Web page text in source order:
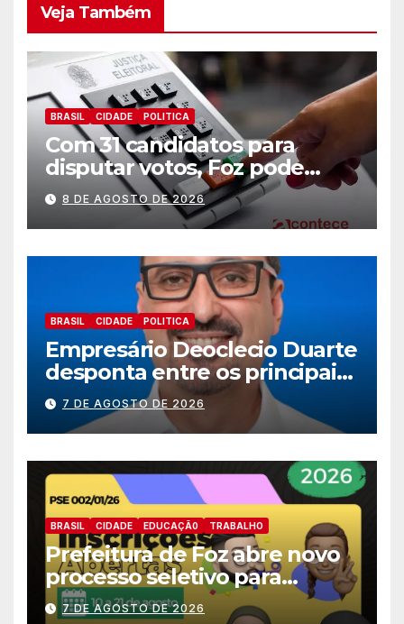
Veja Também
BRASIL CIDADE POLITICA
Com 31 candidatos para
disputar votos, Foz pode
perder representatividade
8 DE AGOSTO DE 2026
BRASIL CIDADE POLITICA
Empresário Deoclecio Duarte
desponta entre os principais
nomes do União Brasil para
deputado estadual
7 DE AGOSTO DE 2026
BRASIL CIDADE EDUCAÇÃ0 TRABALHO
Prefeitura de Foz abre novo
processo seletivo para
estagiários
7 DE AGOSTO DE 2026